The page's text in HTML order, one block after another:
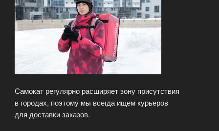
Самокат регулярно расширяет зону присутствия
в городах, поэтому мы всегда ищем курьеров
для доставки заказов.